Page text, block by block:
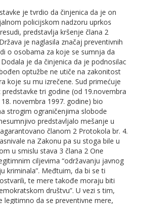
je tvrdio da činjenica da je on
policijskom nadzoru uprkos
predstavlja kršenje člana 2
je naglasila značaj preventivnih
o osobama za koje se sumnja da
je da činjenica da je podnosilac
optužbe ne utiče na zakonitost
koje su mu izrečene. Sud primećuje
tri godine (od 19.novembra
novembra 1997. godine) bio
strogim ograničenjima slobode
predstavljalo mešanje u
članom 2 Protokola br. 4.
na Zakonu pa su stoga bile u
u smislu stava 3 člana 2 One
ciljevima “održavanju javnog
kriminala”. Međtuim, da bi se ti
te mere takođe moraju biti
društvu”. U vezi s tim,
legitimno da se preventivne mere,